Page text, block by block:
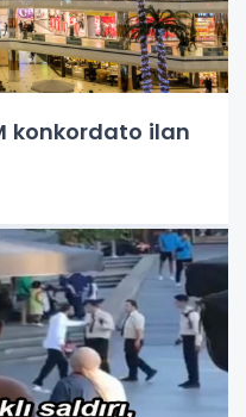
konkordato ilan